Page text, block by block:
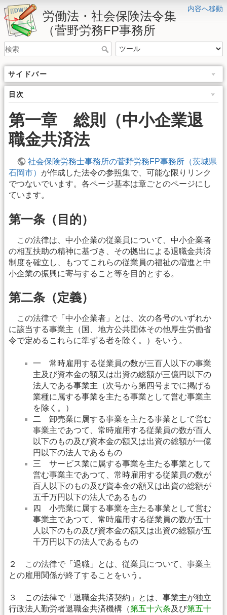
内容へ移動
労働法・社会保険法令集
（菅野労務FP事務所
サイドバー
目次
第一章 総則（中小企業退
職金共済法
社会保険労務士事務所の菅野労務FP事務所（茨城県
石岡市） が作成した法令の参照集で、可能な限りリンク
でつないでいます。各ページ基本は章ごとのページにし
ています。
第一条（目的）
この法律は、中小企業の従業員について、中小企業者
の相互扶助の精神に基づき、その拠出による退職金共済
制度を確立し、もつてこれらの従業員の福祉の増進と中
小企業の振興に寄与すること等を目的とする。
第二条（定義）
この法律で「中小企業者」とは、次の各号のいずれか
に該当する事業主（国、地方公共団体その他厚生労働省
令で定めるこれらに準ずる者を除く。）をいう。
一 常時雇用する従業員の数が三百人以下の事業
主及び資本金の額又は出資の総額が三億円以下の
法人である事業主（次号から第四号までに掲げる
業種に属する事業を主たる事業として営む事業主
を除く。）
二 卸売業に属する事業を主たる事業として営む
事業主であつて、常時雇用する従業員の数が百人
以下のもの及び資本金の額又は出資の総額が一億
円以下の法人であるもの
三 サービス業に属する事業を主たる事業として
営む事業主であつて、常時雇用する従業員の数が
百人以下のもの及び資本金の額又は出資の総額が
五千万円以下の法人であるもの
四 小売業に属する事業を主たる事業として営む
事業主であつて、常時雇用する従業員の数が五十
人以下のもの及び資本金の額又は出資の総額が五
千万円以下の法人であるもの
２ この法律で「退職」とは、従業員について、事業主
との雇用関係が終了することをいう。
３ この法律で「退職金共済契約」とは、事業主が独立
行政法人勤労者退職金共済機構（第五十六条及び第五十